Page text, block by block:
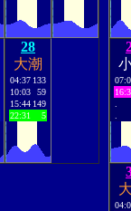
28
大潮
04:37 133
10:03
59
15:44 149
22:31
5